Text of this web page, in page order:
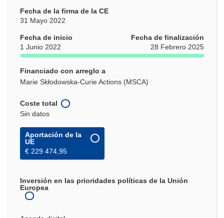
Fecha de la firma de la CE
31 Mayo 2022
Fecha de inicio
1 Junio 2022
Fecha de finalización
28 Febrero 2025
Financiado con arreglo a
Marie Skłodowska-Curie Actions (MSCA)
Coste total
Sin datos
Aportación de la
UE
€ 229 474,95
Inversión en las prioridades políticas de la Unión
Europea